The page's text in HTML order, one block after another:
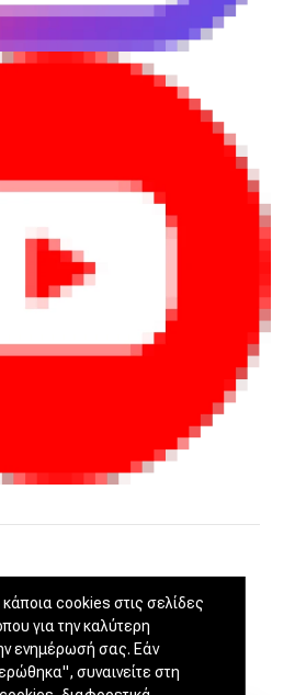
cookies στις σελίδες
για την καλύτερη
ενημέρωσή σας. Εάν
συναινείτε στη